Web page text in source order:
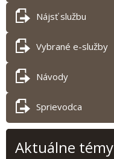
Nájsť službu
Vybrané e-služby
Návody
Sprievodca
Aktuálne témy